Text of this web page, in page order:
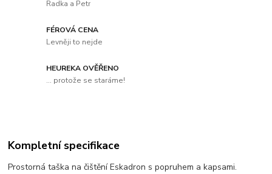
Radka a Petr
FÉROVÁ CENA
Levněji to nejde
HEUREKA OVĚŘENO
... protože se staráme!
Kompletní specifikace
Prostorná taška na čištění Eskadron s popruhem a kapsami.